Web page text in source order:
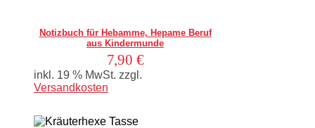
Notizbuch für Hebamme, Hepame Beruf
aus Kindermunde
7,90 €
inkl. 19 % MwSt. zzgl.
Versandkosten